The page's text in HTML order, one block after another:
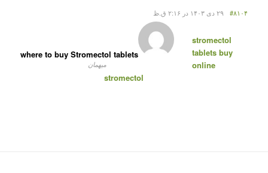
۲۹ دی ۱۴۰۳ در ۲:۱۶ ق.ظ #۸۱۰۴
where to buy Stromectol tablets
میهمان
stromectol
tablets buy
online
stromectol